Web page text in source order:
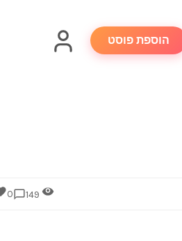
הוספת פוסט
0